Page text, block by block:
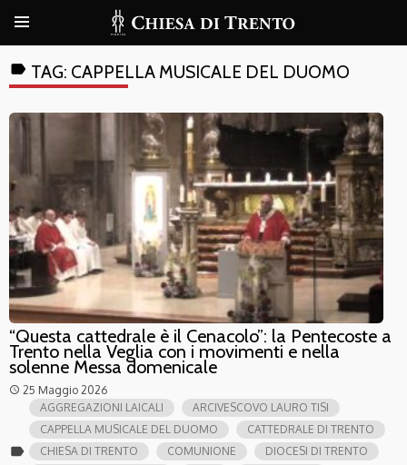
label TAG: CAPPELLA MUSICALE DEL DUOMO
“Questa cattedrale è il Cenacolo”: la Pentecoste a
Trento nella Veglia con i movimenti e nella
solenne Messa domenicale
access_time 25 Maggio 2026
label
AGGREGAZIONI LAICALI
ARCIVESCOVO LAURO TISI
CAPPELLA MUSICALE DEL DUOMO
CATTEDRALE DI TRENTO
CHIESA DI TRENTO
COMUNIONE
DIOCESI DI TRENTO